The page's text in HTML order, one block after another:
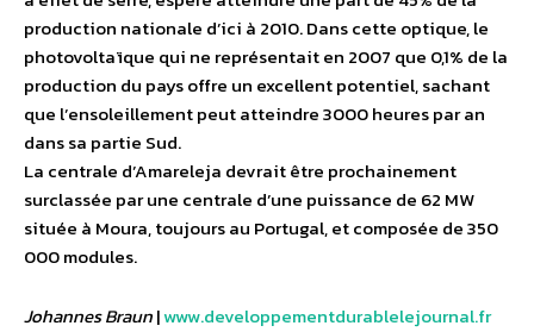
production nationale d’ici à 2010. Dans cette optique, le
photovoltaïque qui ne représentait en 2007 que 0,1% de la
production du pays offre un excellent potentiel, sachant
que l’ensoleillement peut atteindre 3000 heures par an
dans sa partie Sud.
La centrale d’Amareleja devrait être prochainement
surclassée par une centrale d’une puissance de 62 MW
située à Moura, toujours au Portugal, et composée de 350
000 modules.
Johannes Braun|www.developpementdurablelejournal.fr